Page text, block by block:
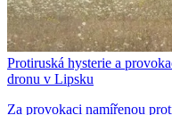
Protiruská hysterie a
dronu v Lipsku
Za provokaci namířenou